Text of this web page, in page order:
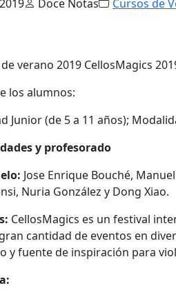
Doce Notas Cursos de
los alumnos:
Junior (de 5 a 11 años);
y profesorado
Jose Enrique Bouché,
Nuria González y Dong Xiao.
CellosMagics es un festival
cantidad de eventos en
y fuente de inspiración para